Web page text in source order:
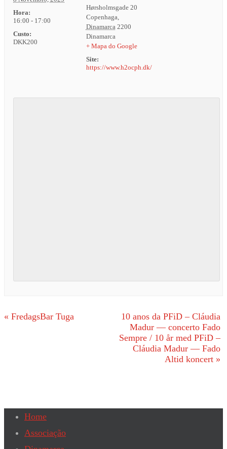
Hora:
16:00 - 17:00
Custo:
DKK200
Hørsholmsgade 20
Copenhaga
Dinamarca 2200
Dinamarca
+ Mapa do Google
Site:
https://www.h2ocph.dk/
« FredagsBar Tuga
10 anos da PFiD – Cláudia
Madur — concerto Fado
Sempre / 10 år med PFiD –
Cláudia Madur — Fado
Altid koncert »
Home
Associação